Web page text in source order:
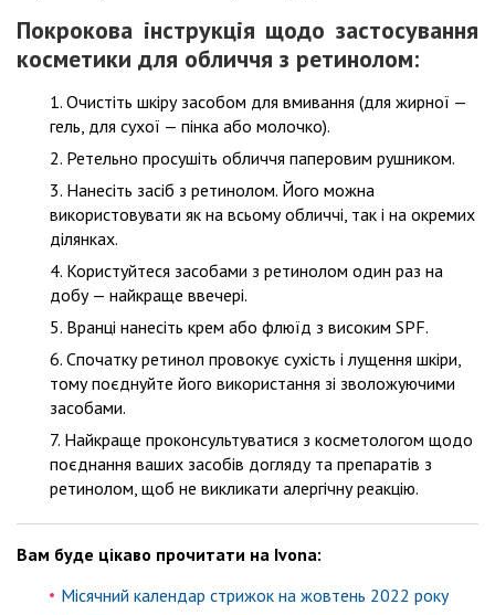
Покрокова інструкція щодо застосування
косметики для обличчя з ретинолом:
Очистіть шкіру засобом для вмивання (для жирної —
гель, для сухої — пінка або молочко).
Ретельно просушіть обличчя паперовим рушником.
Нанесіть засіб з ретинолом. Його можна
використовувати як на всьому обличчі, так і на окремих
ділянках.
Користуйтеся засобами з ретинолом один раз на
добу — найкраще ввечері.
Вранці нанесіть крем або флюїд з високим SPF.
Спочатку ретинол провокує сухість і лущення шкіри,
тому поєднуйте його використання зі зволожуючими
засобами.
Найкраще проконсультуватися з косметологом щодо
поєднання ваших засобів догляду та препаратів з
ретинолом, щоб не викликати алергічну реакцію.
Вам буде цікаво прочитати на Ivona:
Місячний календар стрижок на жовтень 2022 року